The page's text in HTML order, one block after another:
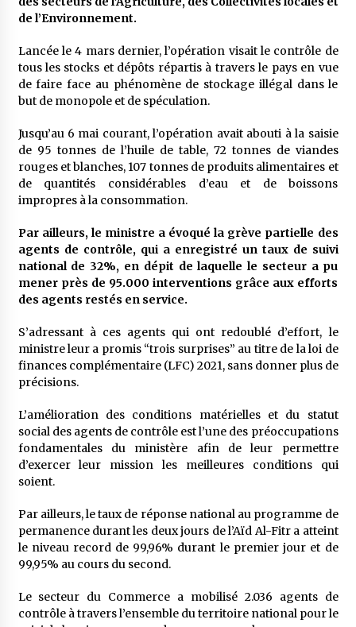
de l’Environnement.
Lancée le 4 mars dernier, l’opération visait le contrôle de
tous les stocks et dépôts répartis à travers le pays en vue
de faire face au phénomène de stockage illégal dans le
but de monopole et de spéculation.
Jusqu’au 6 mai courant, l’opération avait abouti à la saisie
de 95 tonnes de l’huile de table, 72 tonnes de viandes
rouges et blanches, 107 tonnes de produits alimentaires et
de quantités considérables d’eau et de boissons
impropres à la consommation.
Par ailleurs, le ministre a évoqué la grève partielle des
agents de contrôle, qui a enregistré un taux de suivi
national de 32%, en dépit de laquelle le secteur a pu
mener près de 95.000 interventions grâce aux efforts
des agents restés en service.
S’adressant à ces agents qui ont redoublé d’effort, le
ministre leur a promis “trois surprises” au titre de la loi de
finances complémentaire (LFC) 2021, sans donner plus de
précisions.
L’amélioration des conditions matérielles et du statut
social des agents de contrôle est l’une des préoccupations
fondamentales du ministère afin de leur permettre
d’exercer leur mission les meilleures conditions qui
soient.
Par ailleurs, le taux de réponse national au programme de
permanence durant les deux jours de l’Aïd Al-Fitr a atteint
le niveau record de 99,96% durant le premier jour et de
99,95% au cours du second.
Le secteur du Commerce a mobilisé 2.036 agents de
contrôle à travers l’ensemble du territoire national pour le